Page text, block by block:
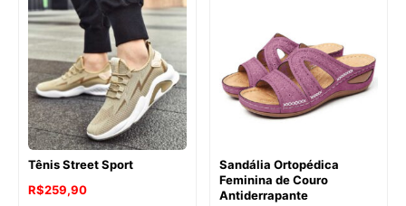
Tênis Street Sport
R$259,90
Sandália Ortopédica
Feminina de Couro
Antiderrapante